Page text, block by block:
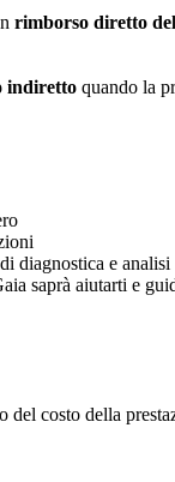
rimborso diretto
indiretto quando la
diagnostica e analisi
saprà aiutarti e
costo della